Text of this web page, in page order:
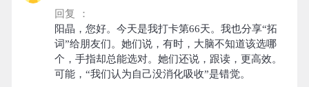
回复 ：
阳晶，您好。今天是我打卡第66天。我也分享“拓
词”给朋友们。她们说，有时，大脑不知道该选哪
个，手指却总能选对。她们还说，跟读，更高效。